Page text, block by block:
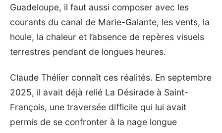
Guadeloupe, il faut aussi composer avec les
courants du canal de Marie-Galante, les vents, la
houle, la chaleur et l’absence de repères visuels
terrestres pendant de longues heures.
Claude Thélier connaît ces réalités. En septembre
2025, il avait déjà relié La Désirade à Saint-
François, une traversée difficile qui lui avait
permis de se confronter à la nage longue